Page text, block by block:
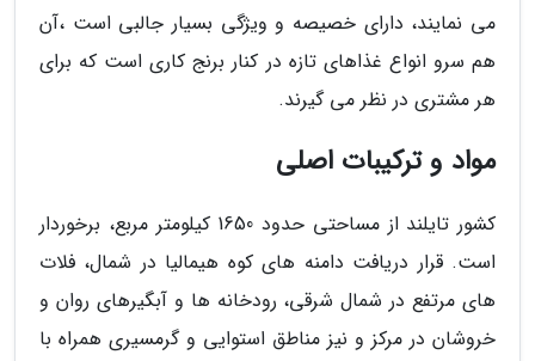
می نمایند، دارای خصیصه و ویژگی بسیار جالبی است ،آن
هم سرو انواع غذاهای تازه در کنار برنج کاری است که برای
هر مشتری در نظر می گیرند.
مواد و ترکیبات اصلی
کشور تایلند از مساحتی حدود 1650 کیلومتر مربع، برخوردار
است. قرار دریافت دامنه های کوه هیمالیا در شمال، فلات
های مرتفع در شمال شرقی، رودخانه ها و آبگیرهای روان و
خروشان در مرکز و نیز مناطق استوایی و گرمسیری همراه با